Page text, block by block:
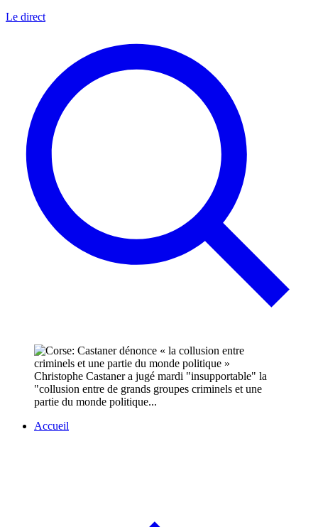
Le direct
Christophe Castaner a jugé mardi "insupportable" la
"collusion entre de grands groupes criminels et une
partie du monde politique...
Accueil